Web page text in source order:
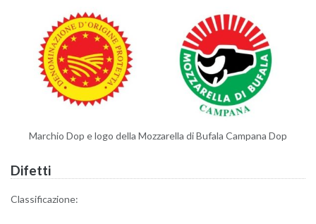
Mar­chio Dop e logo della Moz­za­rel­la di Bu­fa­la Cam­pa­na Dop
Di­fet­ti
Clas­si­fi­ca­zio­ne: